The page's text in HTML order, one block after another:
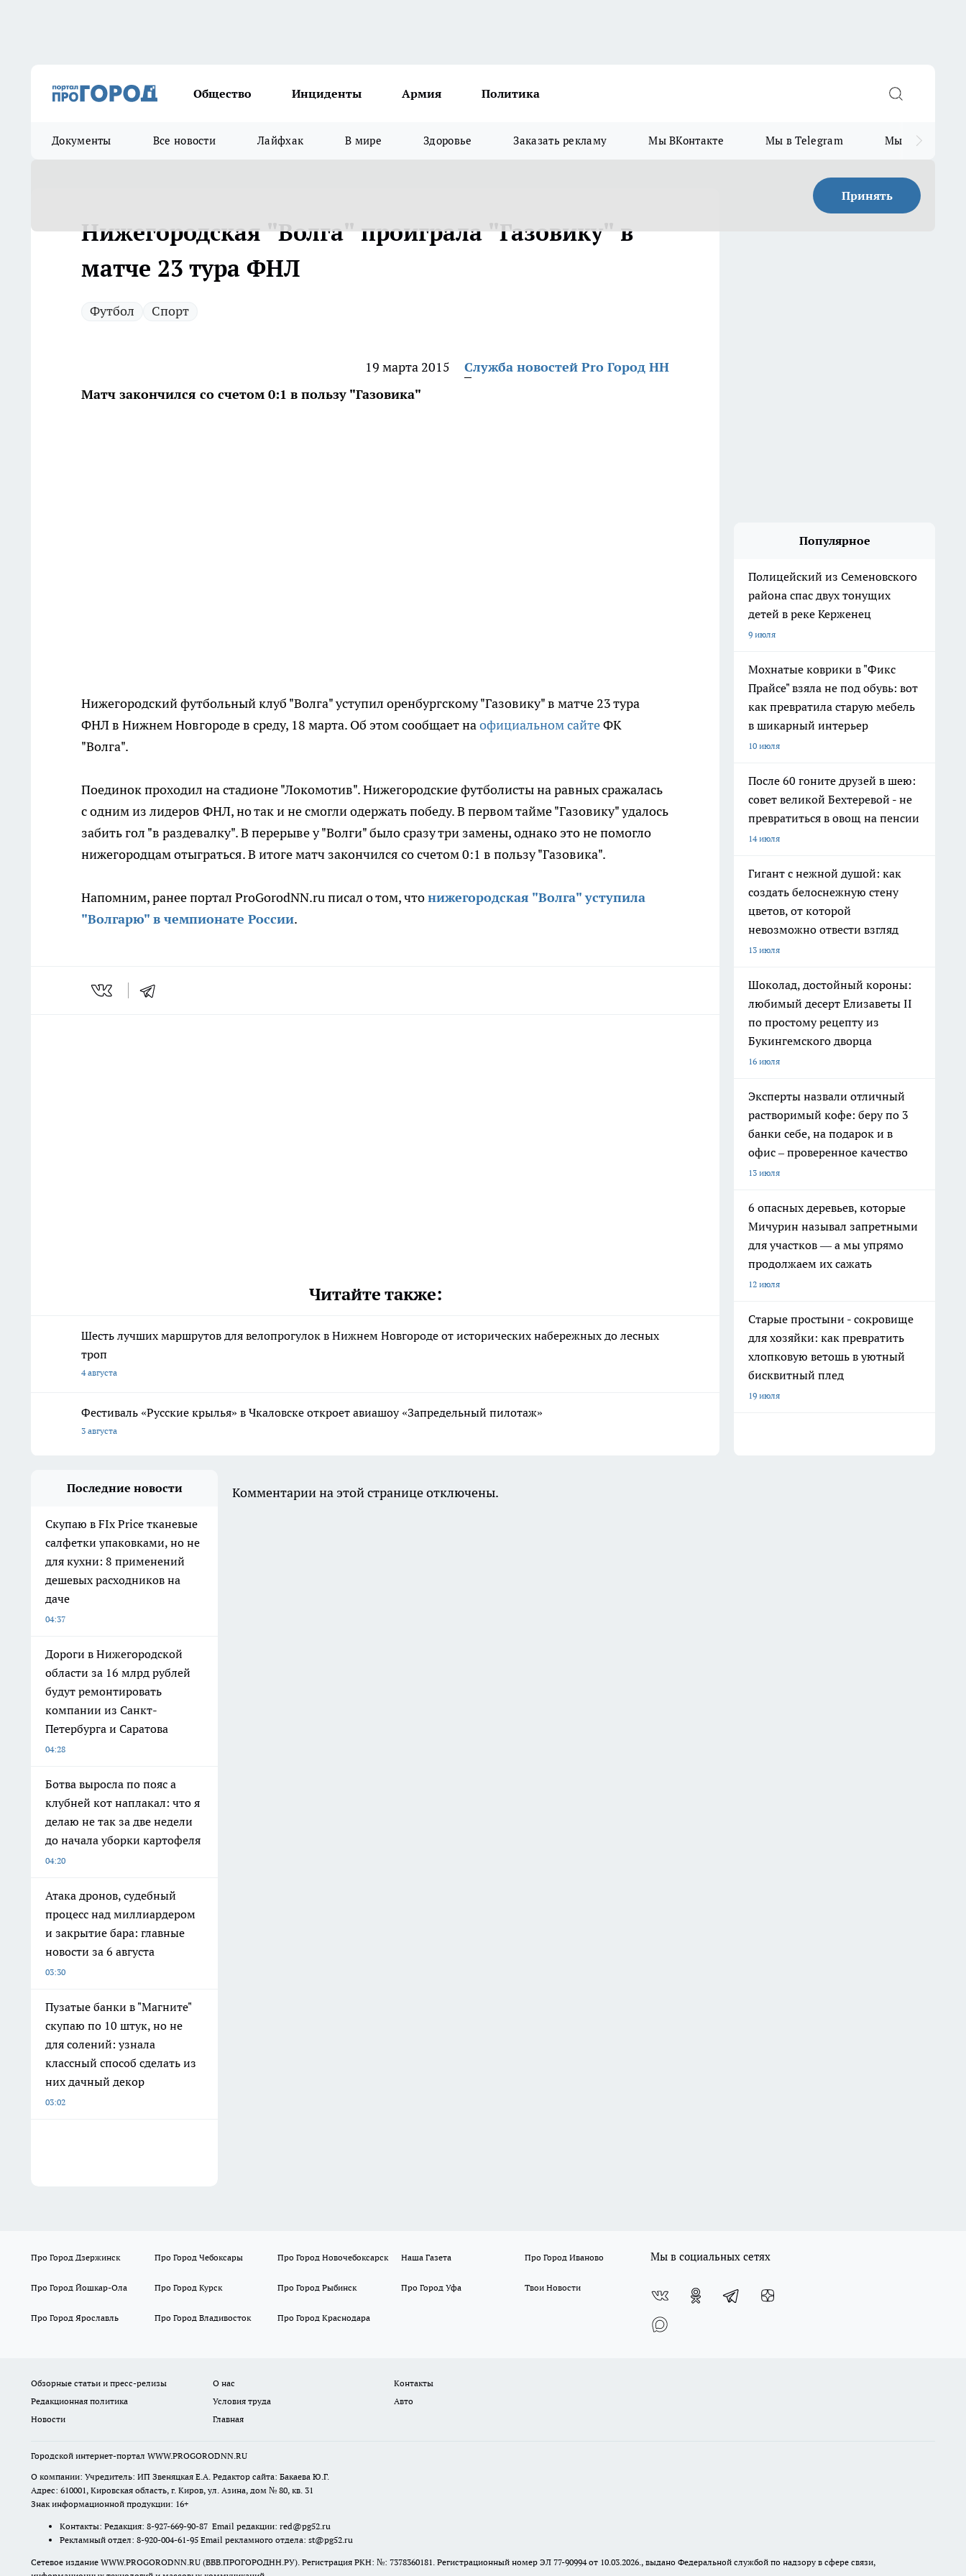
Общество Инциденты Армия Политика
Документы Все новости Лайфхак В мире Здоровье Заказать рекламу Мы ВКонтакте Мы в Telegram Мы в MAX
Принять
Нижегородская "Волга" проиграла "Газовику" в
матче 23 тура ФНЛ
Футбол Спорт
19 марта 2015
Служба новостей Pro Город НН
Матч закончился со счетом 0:1 в пользу "Газовика"
Нижегородский футбольный клуб "Волга" уступил оренбургскому "Газовику" в матче 23 тура
ФНЛ в Нижнем Новгороде в среду, 18 марта. Об этом сообщает наофициальном сайтеФК
"Волга".
Поединок проходил на стадионе "Локомотив". Нижегородские футболисты на равных сражалась
с одним из лидеров ФНЛ, но так и не смогли одержать победу. В первом тайме "Газовику" удалось
забить гол "в раздевалку". В перерыве у "Волги" было сразу три замены, однако это не помогло
нижегородцам отыграться. В итоге матч закончился со счетом 0:1 в пользу "Газовика".
Напомним, ранее портал ProGorodNN.ru писал о том, чтонижегородская "Волга" уступила
"Волгарю" в чемпионате России.
Читайте также:
Шесть лучших маршрутов для велопрогулок в Нижнем Новгороде от исторических набережных до лесных
троп
4 августа
Фестиваль «Русские крылья» в Чкаловске откроет авиашоу «Запредельный пилотаж»
3 августа
Популярное
Полицейский из Семеновского
района спас двух тонущих
детей в реке Керженец
9 июля
Мохнатые коврики в "Фикс
Прайсе" взяла не под обувь: вот
как превратила старую мебель
в шикарный интерьер
10 июля
После 60 гоните друзей в шею:
совет великой Бехтеревой - не
превратиться в овощ на пенсии
14 июля
Гигант с нежной душой: как
создать белоснежную стену
цветов, от которой
невозможно отвести взгляд
13 июля
Шоколад, достойный короны:
любимый десерт Елизаветы II
по простому рецепту из
Букингемского дворца
16 июля
Эксперты назвали отличный
растворимый кофе: беру по 3
банки себе, на подарок и в
офис – проверенное качество
13 июля
6 опасных деревьев, которые
Мичурин называл запретными
для участков — а мы упрямо
продолжаем их сажать
12 июля
Старые простыни - сокровище
для хозяйки: как превратить
хлопковую ветошь в уютный
бисквитный плед
19 июля
Последние новости
Скупаю в FIx Price тканевые
салфетки упаковками, но не
для кухни: 8 применений
дешевых расходников на
даче
04:37
Дороги в Нижегородской
области за 16 млрд рублей
будут ремонтировать
компании из Санкт-
Петербурга и Саратова
04:28
Ботва выросла по пояс а
клубней кот наплакал: что я
делаю не так за две недели
до начала уборки картофеля
04:20
Атака дронов, судебный
процесс над миллиардером
и закрытие бара: главные
новости за 6 августа
03:30
Пузатые банки в "Магните"
скупаю по 10 штук, но не
для солений: узнала
классный способ сделать из
них дачный декор
03:02
Комментарии на этой странице отключены.
Про Город Дзержинск Про Город Чебоксары Про Город Новочебоксарск Наша Газета Про Город Иваново
Про Город Йошкар-Ола Про Город Курск Про Город Рыбинск Про Город Уфа Твои Новости
Про Город Ярославль Про Город Владивосток Про Город Краснодара
Мы в социальных сетях
Обзорные статьи и пресс-релизы О нас
Контакты
Редакционная политика
Условия труда
Авто
Новости
Главная
Городской интернет-портал WWW.PROGORODNN.RU
О компании: Учредитель: ИП Звеняцкая Е.А. Редактор сайта: Бакаева Ю.Г.
Адрес: 610001, Кировская область, г. Киров, ул. Азина, дом № 80, кв. 31
Знак информационной продукции: 16+
Контакты: Редакция: 8-927-669-90-87 Email редакции: red@pg52.ru
Рекламный отдел: 8-920-004-61-95 Email рекламного отдела: st@pg52.ru
Сетевое издание WWW.PROGORODNN.RU (ВВВ.ПРОГОРОДНН.РУ). Регистрация РКН: №: 7378360181. Регистрационный номер ЭЛ 77-90994 от 10.03.2026., выдано Федеральной службой по надзору в сфере связи,